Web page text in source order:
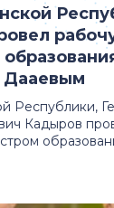
Республики,
Кадыров